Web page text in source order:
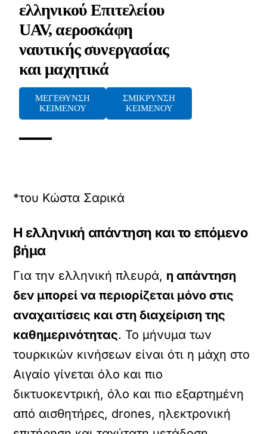
ελληνικού Επιτελείου
UAV, αεροσκάφη
ναυτικής συνεργασίας
και μαχητικά
ΜΕΓΕΘΥΝΣΗ
ΚΕΙΜΕΝΟΥ
ΣΜΙΚΡΥΝΣΗ
ΚΕΙΜΕΝΟΥ
*του Κώστα Σαρικά
Η ελληνική απάντηση και το επόμενο
βήμα
Για την ελληνική πλευρά, η απάντηση
δεν μπορεί να περιορίζεται μόνο στις
αναχαιτίσεις και στη διαχείριση της
καθημερινότητας. Το μήνυμα των
τουρκικών κινήσεων είναι ότι η μάχη στο
Αιγαίο γίνεται όλο και πιο
δικτυοκεντρική, όλο και πιο εξαρτημένη
από αισθητήρες, drones, ηλεκτρονική